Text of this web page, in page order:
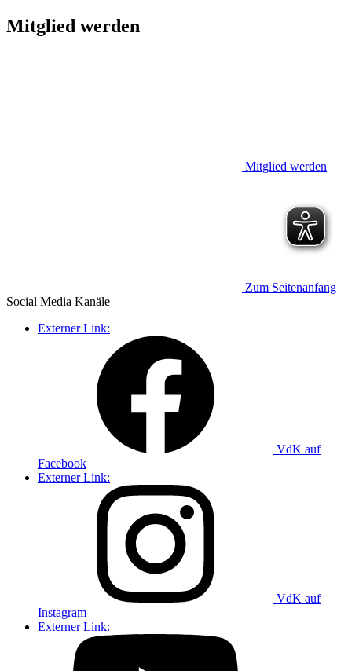
Mitglied werden
Mitglied werden
Zum Seitenanfang
Social Media Kanäle
Externer Link:
VdK auf
Facebook
Externer Link:
VdK auf
Instagram
Externer Link: